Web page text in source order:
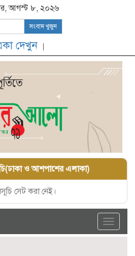
আগস্ট ৮, ২০২৬
সংবাদ খুজুন
দেখুন
ও আশপাশের এলাকা)
সেট করা নেই।
Toggle